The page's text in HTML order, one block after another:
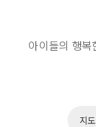
지도